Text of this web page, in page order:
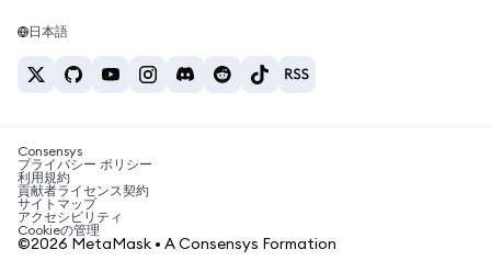
キャリア
お問い合わせ
Tetherの価格
BTC→INR
ETH→USDT
USDTの購入
SHIBの購入
BNBの購入
Solanaウォレット
税制関連ニュース
暗号資産の購入方法は？
ビットコインを売るには？
日本語
Consensys
プライバシー ポリシー
利用規約
貢献者ライセンス契約
サイトマップ
アクセシビリティ
Cookieの管理
©2026 MetaMask • A Consensys Formation